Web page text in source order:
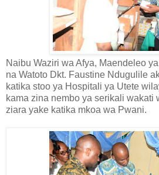
Naibu Waziri wa Afya, Maendeleo
na Watoto Dkt. Faustine Ndugulile
katika stoo ya Hospitali ya Utete
kama zina nembo ya serikali wakati
ziara yake katika mkoa wa Pwani.